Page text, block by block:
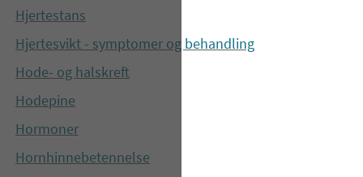
Hjertestans
Hjertesvikt - symptomer og behandling
Hode- og halskreft
Hodepine
Hormoner
Hornhinnebetennelse